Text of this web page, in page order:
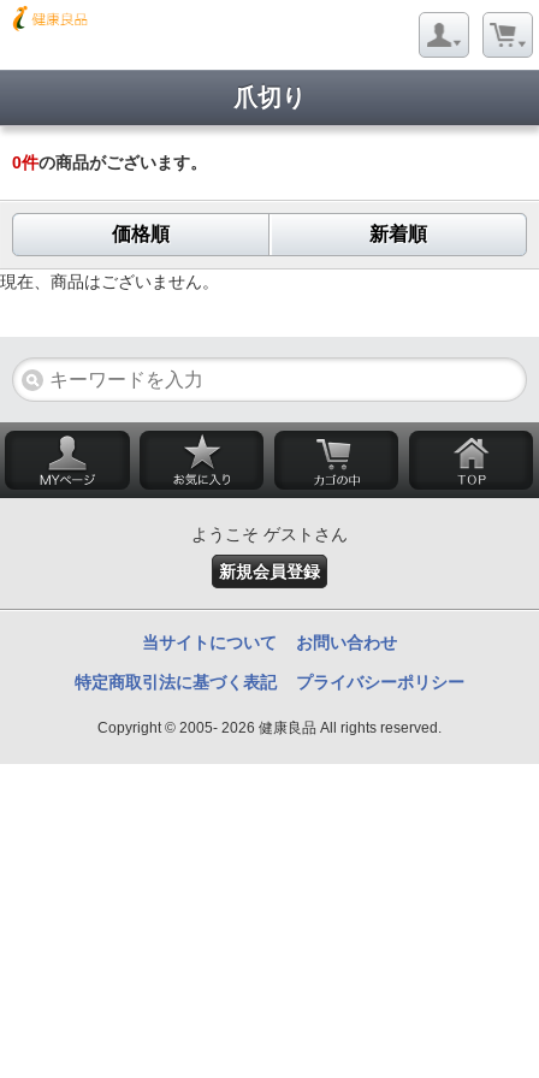
爪切り
0件の商品がございます。
価格順 新着順
現在、商品はございません。
ようこそ ゲストさん
新規会員登録
当サイトについて お問い合わせ
特定商取引法に基づく表記 プライバシーポリシー
Copyright © 2005- 2026 健康良品 All rights reserved.